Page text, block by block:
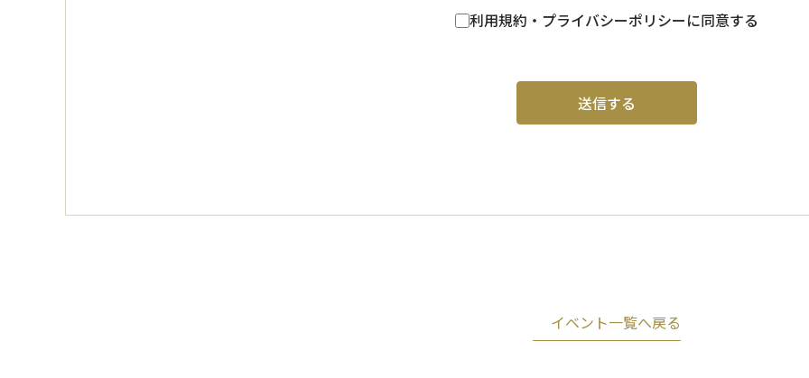
利用規約・プライバシーポリシーに同意する
イベント一覧へ戻る